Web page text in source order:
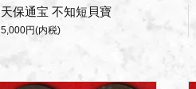
天保通宝 不知短貝寶
5,000円(内税)